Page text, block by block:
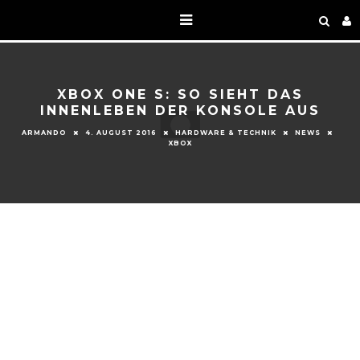
XBOX ONE S: SO SIEHT DAS
INNENLEBEN DER KONSOLE AUS
ARMANDO 4. AUGUST 2016 HARDWARE & TECHNIK
NEWS
XBOX